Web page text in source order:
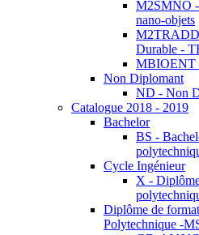
M2SMNO -
nano-objets
M2TRADD
Durable -
MBIOENT
Non Diplomant
ND - Non
Catalogue 2018 - 2019
Bachelor
BS -
Cycle Ingénieur
X -
Diplôme de
Polytechnique -